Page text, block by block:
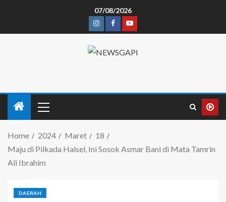
07/08/2026
Home 2024 Maret
18
Maju di Pilkada Halsel, Ini Sosok Asmar Bani di Mata Tamrin
Ali Ibrahim
DAERAH